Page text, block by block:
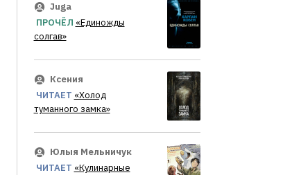
Juga
ПРОЧЁЛ «Единожды
солгав»
Ксения
ЧИТАЕТ «Холод
туманного замка»
Юлыя Мельничук
ЧИТАЕТ «Кулинарные